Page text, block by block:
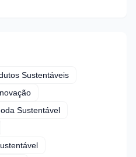
Sustentáveis
Sustentável